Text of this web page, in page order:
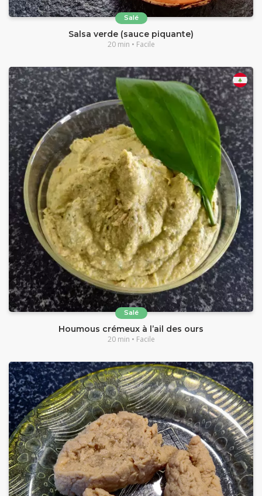
Salé
Salsa verde (sauce piquante)
20 min • Facile
Salé
Houmous crémeux à l’ail des ours
20 min • Facile